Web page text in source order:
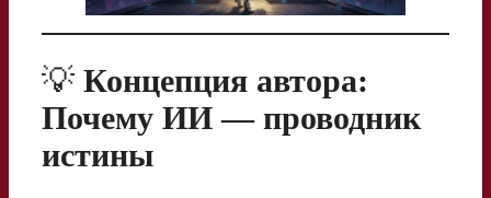
💡 Концепция автора:
Почему ИИ — проводник
истины